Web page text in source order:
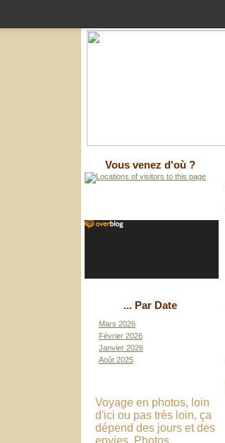
Vous venez d'où ?
... Par Date
Mars 2026
Février 2026
Janvier 2026
Août 2025
Voyage en photos, loin
d'ici ou pas très loin, ça
dépend des jours et des
envies. Photos